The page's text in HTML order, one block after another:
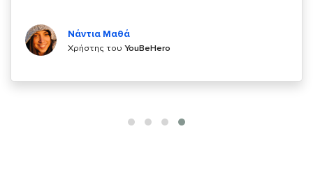
Χρήστης τουYouBeHero